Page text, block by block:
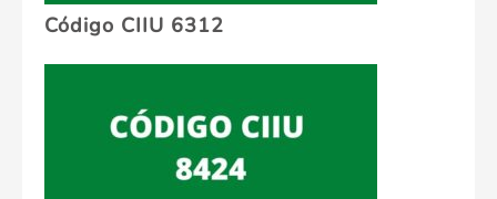
Código CIIU 6312